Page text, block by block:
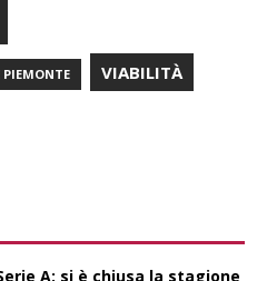
VIABILITÀ
A: si è chiusa la stagione